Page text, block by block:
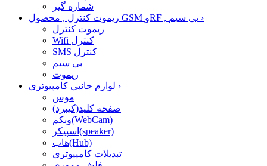
شماره گیر
›
ریموت کنترل
Wifi کنترل
SMS کنترل
بی سیم
ریموت
›
موس
صفحه کلید(کیبرد)
وبکم(WebCam)
اسپیکر(speaker)
هاب(Hub)
تبدیلات کامپیوتری